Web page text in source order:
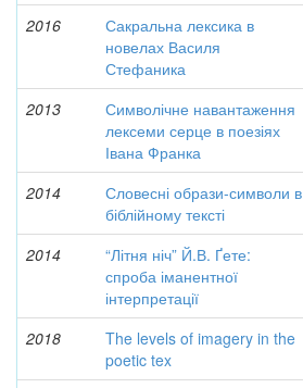
2016
Сакральна лексика в
новелах Василя
Стефаника
2013
Символічне навантаження
лексеми серце в поезіях
Івана Франка
2014
Словесні образи-символи в
біблійному тексті
2014
“Літня ніч” Й.В. Ґете:
спроба іманентної
інтерпретації
2018
The levels of imagery in the
poetic tex